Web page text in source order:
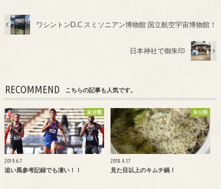
ワシントンD.C スミソニアン博物館 国立航空宇宙博物館！
日本神社で御朱印
RECOMMEND こちらの記事も人気です。
未分類
2019.6.7
追い風参考記録でも凄い！！
未分類
2018.4.17
見た目以上のキムチ鍋！